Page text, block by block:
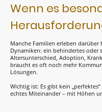
Wenn es
Manche Familien erleben
Dynamiken: ein behindertes oder
Altersunterschied, Adoption,
braucht es oft noch mehr
Lösungen.
Wichtig ist: Es gibt kein
echtes Miteinander – mit Höhen